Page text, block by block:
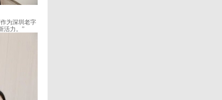
为深圳老字
活力。”